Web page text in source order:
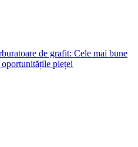
de grafit: Cele mai bune
pieței